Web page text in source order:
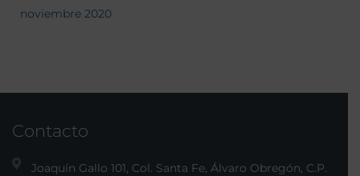
noviembre 2020
Contacto
Joaquín Gallo 101, Col. Santa Fe, Álvaro Obregón, C.P.